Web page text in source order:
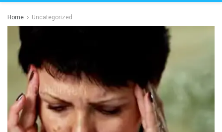
Home Uncategorized